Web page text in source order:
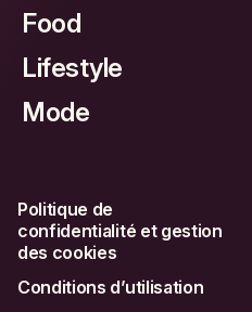
Food
Lifestyle
Mode
Politique de
confidentialité et gestion
des cookies
Conditions d’utilisation